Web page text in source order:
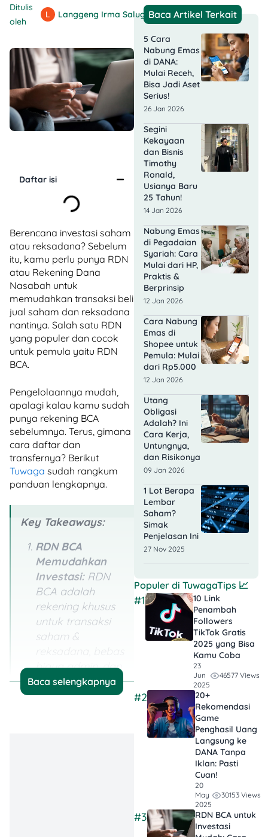
Ditulis
oleh
Langgeng Irma Salugiasih
Daftar isi
Berencana investasi saham
atau reksadana? Sebelum
itu, kamu perlu punya RDN
atau Rekening Dana
Nasabah untuk
memudahkan transaksi beli
jual saham dan reksadana
nantinya. Salah satu RDN
yang populer dan cocok
untuk pemula yaitu RDN
BCA.
Pengelolaannya mudah,
apalagi kalau kamu sudah
punya rekening BCA
sebelumnya. Terus, gimana
cara daftar dan
transfernya? Berikut
Tuwaga sudah rangkum
panduan lengkapnya.
Key Takeaways:
RDN BCA
Memudahkan
Investasi: RDN
BCA adalah
rekening khusus
untuk transaksi
saham &
biaya admin, dan
mudah
digunakan bagi
Baca selengkapnya
Baca Artikel Terkait
5 Cara
Nabung Emas
di DANA:
Mulai Receh,
Bisa Jadi Aset
Serius!
26 Jan 2026
Segini
Kekayaan
dan Bisnis
Timothy
Ronald,
Usianya Baru
25 Tahun!
14 Jan 2026
Nabung Emas
di Pegadaian
Syariah: Cara
Mulai dari HP,
Praktis &
Berprinsip
12 Jan 2026
Cara Nabung
Emas di
Shopee untuk
Pemula: Mulai
dari Rp5.000
12 Jan 2026
Utang
Obligasi
Adalah? Ini
Cara Kerja,
Untungnya,
dan Risikonya
09 Jan 2026
1 Lot Berapa
Lembar
Saham?
Simak
Penjelasan Ini
27 Nov 2025
Populer di TuwagaTips 📈
#1
10 Link
Penambah
Followers
TikTok Gratis​
2025 yang Bisa
Kamu Coba
23
Jun
2025
46577 Views
#2
20+
Rekomendasi
Game
Penghasil Uang
Langsung ke
DANA Tanpa
Iklan​: Pasti
Cuan!
20
May
2025
30153 Views
#3
RDN BCA untuk
Investasi